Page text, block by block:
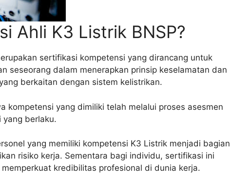
Ahli K3 Listrik BNSP?
sertifikasi kompetensi yang dirancang untuk
seseorang dalam menerapkan prinsip keselamatan dan
berkaitan dengan sistem kelistrikan.
kompetensi yang dimiliki telah melalui proses asesmen
yang berlaku.
yang memiliki kompetensi K3 Listrik menjadi bagian
risiko kerja. Sementara bagi individu, sertifikasi ini
kredibilitas profesional di dunia kerja.